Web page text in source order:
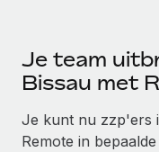
Je team
Bissau met
Je kunt nu zzp'ers
Remote in